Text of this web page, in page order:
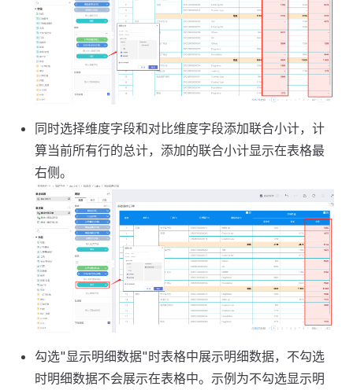
同时选择维度字段和对比维度字段添加联合小计，计
算当前所有行的总计，添加的联合小计显示在表格最
右侧。
勾选"显示明细数据"时表格中展示明细数据，不勾选
时明细数据不会展示在表格中。示例为不勾选显示明